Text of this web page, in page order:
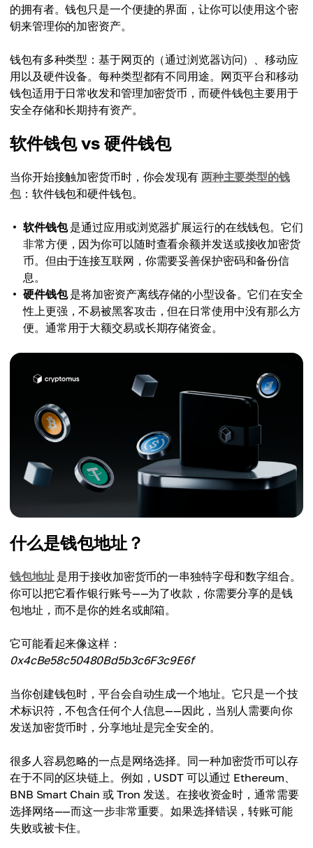
的拥有者。钱包只是一个便捷的界面，让你可以使用这个密
钥来管理你的加密资产。
钱包有多种类型：基于网页的（通过浏览器访问）、移动应
用以及硬件设备。每种类型都有不同用途。网页平台和移动
钱包适用于日常收发和管理加密货币，而硬件钱包主要用于
安全存储和长期持有资产。
软件钱包 vs 硬件钱包
当你开始接触加密货币时，你会发现有 两种主要类型的钱
包：软件钱包和硬件钱包。
软件钱包是通过应用或浏览器扩展运行的在线钱包。它们
非常方便，因为你可以随时查看余额并发送或接收加密货
币。但由于连接互联网，你需要妥善保护密码和备份信
息。
硬件钱包是将加密资产离线存储的小型设备。它们在安全
性上更强，不易被黑客攻击，但在日常使用中没有那么方
便。通常用于大额交易或长期存储资金。
什么是钱包地址？
钱包地址是用于接收加密货币的一串独特字母和数字组合。
你可以把它看作银行账号——为了收款，你需要分享的是钱
包地址，而不是你的姓名或邮箱。
它可能看起来像这样：
0x4cBe58c50480Bd5b3c6F3c9E6f
当你创建钱包时，平台会自动生成一个地址。它只是一个技
术标识符，不包含任何个人信息——因此，当别人需要向你
发送加密货币时，分享地址是完全安全的。
很多人容易忽略的一点是网络选择。同一种加密货币可以存
在于不同的区块链上。例如，USDT 可以通过 Ethereum、
BNB Smart Chain 或 Tron 发送。在接收资金时，通常需要
选择网络——而这一步非常重要。如果选择错误，转账可能
失败或被卡住。